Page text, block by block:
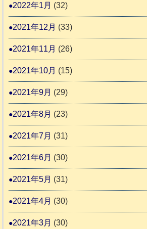
2022年1月 (32)
2021年12月 (33)
2021年11月 (26)
2021年10月 (15)
2021年9月 (29)
2021年8月 (23)
2021年7月 (31)
2021年6月 (30)
2021年5月 (31)
2021年4月 (30)
2021年3月 (30)